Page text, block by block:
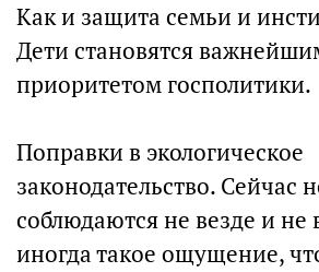
Как и защита семьи и
Дети становятся
приоритетом госполитики.
Поправки в экологическое
законодательство. Сейчас
соблюдаются не везде и не
иногда такое ощущение,